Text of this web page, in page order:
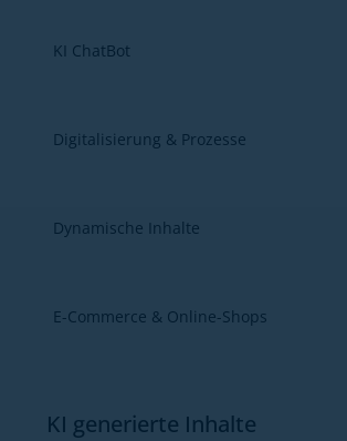
KI ChatBot
Digitalisierung & Prozesse
Dynamische Inhalte
E-Commerce & Online-Shops
KI generierte Inhalte